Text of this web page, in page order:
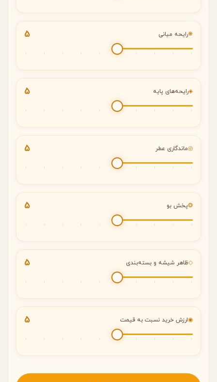
❋رایحه میانی 5
◈رایحه‌های پایه 5
◎ماندگاری عطر 5
❂پخش بو 5
◇ظاهر شیشه و بسته‌بندی 5
◉ارزش خرید نسبت به قیمت 5